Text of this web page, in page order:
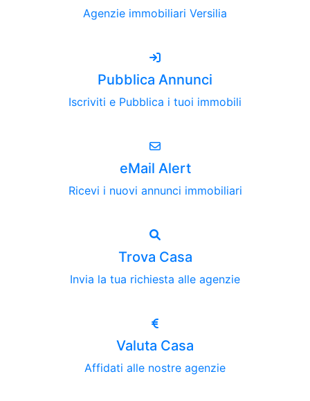
Agenzie immobiliari Versilia
Pubblica Annunci
Iscriviti e Pubblica i tuoi immobili
eMail Alert
Ricevi i nuovi annunci immobiliari
Trova Casa
Invia la tua richiesta alle agenzie
Valuta Casa
Affidati alle nostre agenzie